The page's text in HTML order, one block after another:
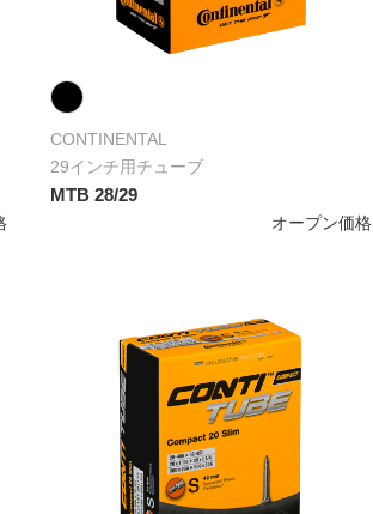
CONTINENTAL
29インチ用チューブ
MTB 28/29
オープン価格